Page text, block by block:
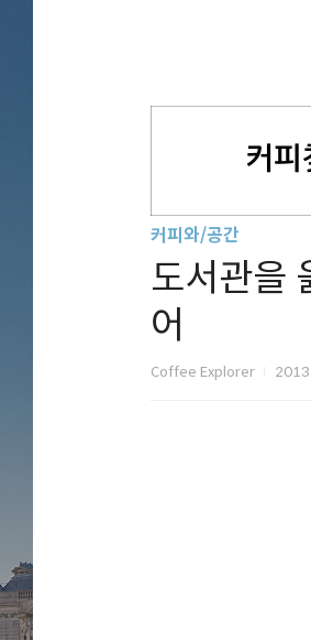
커피와/공간
도서관을
어
Coffee Explorer